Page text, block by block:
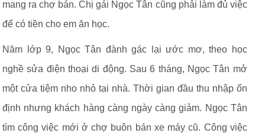
mang ra chợ bán. Chị gái Ngọc Tân cũng phải làm đủ việc
để có tiền cho em ăn học.
Năm lớp 9, Ngọc Tân đành gác lại ước mơ, theo học
nghề sửa điện thoại di động. Sau 6 tháng, Ngọc Tân mở
một cửa tiệm nho nhỏ tại nhà. Thời gian đầu thu nhập ổn
định nhưng khách hàng càng ngày càng giảm. Ngọc Tân
tìm công việc mới ở chợ buôn bán xe máy cũ. Công việc